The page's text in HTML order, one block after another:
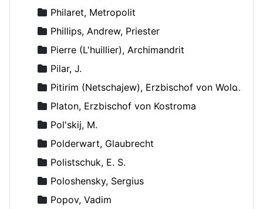
Philaret, Metropolit
Phillips, Andrew, Priester
Pierre (L'huillier), Archimandrit
Pilar, J.
Pitirim (Netschajew), Erzbischof von Wolokolamsk und Jurjew
Platon, Erzbischof von Kostroma
Pol'skij, M.
Polderwart, Glaubrecht
Polistschuk, E. S.
Poloshensky, Sergius
Popov, Vadim